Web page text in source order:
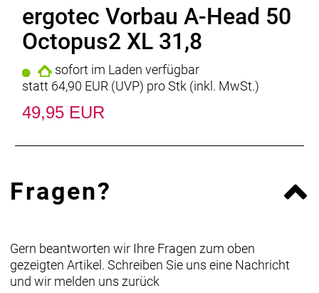
ergotec Vorbau A-Head 50
Octopus2 XL 31,8
sofort im Laden verfügbar
statt 64,90 EUR (UVP) pro Stk (inkl. MwSt.)
49,95 EUR
Fragen?
Gern beantworten wir Ihre Fragen zum oben
gezeigten Artikel. Schreiben Sie uns eine Nachricht
und wir melden uns zurück